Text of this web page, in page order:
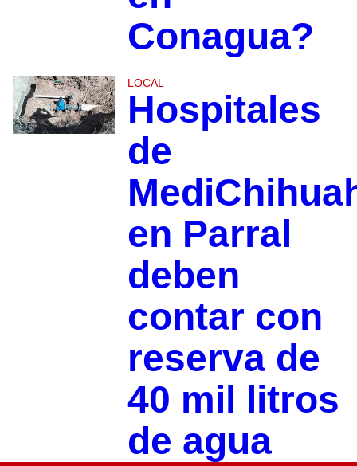
Conagua?
LOCAL
Hospitales
de
en Parral
deben
contar con
reserva de
40 mil litros
de agua